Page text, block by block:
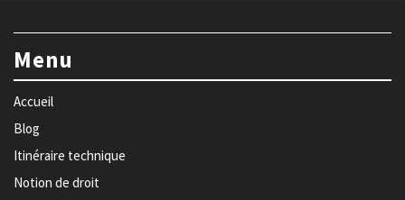
Menu
Accueil
Blog
Itinéraire technique
Notion de droit